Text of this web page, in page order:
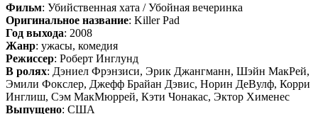
Фильм: Убийственная хата / Убойная вечеринка
Оригинальное название: Killer Pad
Год выхода: 2008
Жанр: ужасы, комедия
Режиссер: Роберт Инглунд
В ролях: Дэниел Фрэнзиси, Эрик Джангманн, Шэйн МакРей,
Эмили Фокслер, Джефф Брайан Дэвис, Норин ДеВулф, Корри
Инглиш, Сэм МакМюррей, Кэти Чонакас, Эктор Хименес
Выпущено: США